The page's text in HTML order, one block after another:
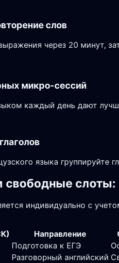
слов
через 20 минут,
микро-сессий
каждый день дают
языка
свободные слоты:
индивидуально с
Направление
Подготовка к ЕГЭ
Разговорный английский